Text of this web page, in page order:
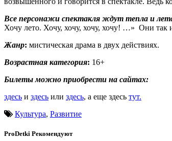
Все персонажи спектакля ждут тепла и
Хочу лето. Хочу, хочу, хочу, хочу! …» Они так
Жанр: мистическая драма в двух действиях.
Возрастная категория: 16+
Билеты можно приобрести на сайтах:
здесь и здесь или здесь, а еще здесь тут.
Культура, Развитие
ProDetki Рекомендуют